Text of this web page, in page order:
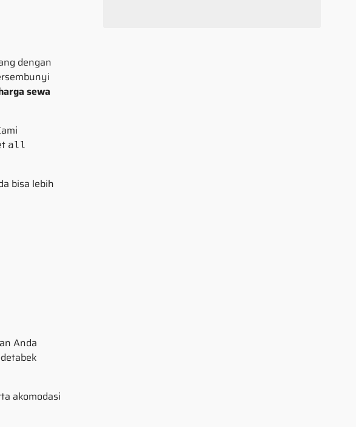
dengan
sewa
all
bisa lebih
Anda
akomodasi